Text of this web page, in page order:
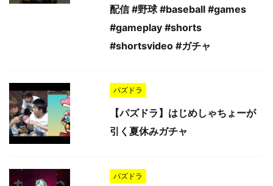
配信 #野球 #baseball #games
#gameplay #shorts
#shortsvideo #ガチャ
パズドラ
【パズドラ】はじめしゃちょーが
引く夏休みガチャ
パズドラ